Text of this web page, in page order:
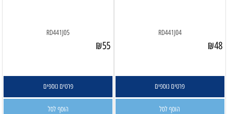
RD441J04
₪48
פרטים נוספים
הוסף לסל
RD441J05
₪55
פרטים נוספים
הוסף לסל